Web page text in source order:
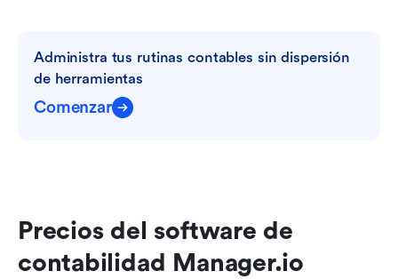
Administra tus rutinas contables sin dispersión
de herramientas
Comenzar
Precios del software de
contabilidad Manager.io